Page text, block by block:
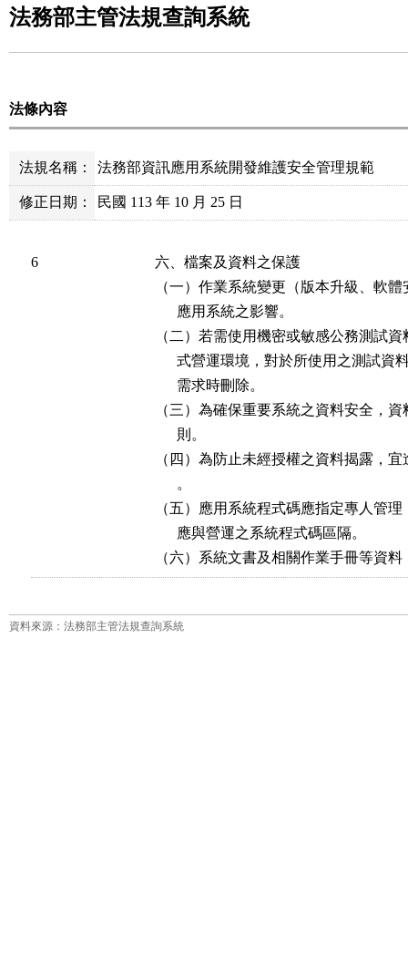
法務部主管法規查詢系統
法條內容
法規名稱： 法務部資訊應用系統開發維護安全管理規範
修正日期： 民國 113 年 10 月 25 日
6
六、檔案及資料之保護
（一）作業系統變更（版本升級、軟
      應用系統之影響。
（二）若需使用機密或敏感公務測試
式營運環境，對於所使用之測試
      需求時刪除。
（三）為確保重要系統之資料安全，
      則。
（四）為防止未經授權之資料揭露，
      。
（五）應用系統程式碼應指定專人管
      應與營運之系統程式碼區隔。
（六）系統文書及相關作業手冊等資
資料來源：法務部主管法規查詢系統